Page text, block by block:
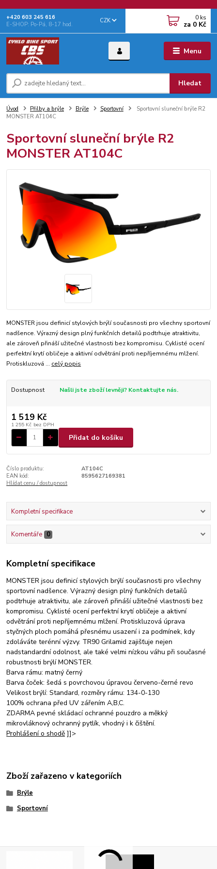
Menu
CZK
Hledat
+‭420 603 245 616‬
E-SHOP: Po-Pá, 8-17 hod.
0 ks
za 0 Kč
Úvod Přilby a brýle Brýle Sportovní
Sportovní sluneční brýle R2
MONSTER AT104C
Sportovní sluneční brýle R2
MONSTER AT104C
MONSTER jsou definicí stylových brýlí současnosti pro všechny sportovní
nadšence. Výrazný design plný funkčních detailů podtrhuje atraktivitu,
ale zároveň přináší užitečné vlastnosti bez kompromisu. Cyklisté ocení
perfektní krytí obličeje a aktivní odvětrání proti nepříjemnému mlžení.
Protiskluzová ... celý popis
Dostupnost Našli jste zboží levněji? Kontaktujte nás.
1 519 Kč
1 255 Kč bez DPH
Přidat do košíku
Číslo produktu:
AT104C
EAN kód:
8595627169381
Hlídat cenu / dostupnost
Kompletní specifikace
Komentáře 0
Kompletní specifikace
MONSTER jsou definicí stylových brýlí současnosti pro všechny
sportovní nadšence. Výrazný design plný funkčních detailů
podtrhuje atraktivitu, ale zároveň přináší užitečné vlastnosti bez
kompromisu. Cyklisté ocení perfektní krytí obličeje a aktivní
odvětrání proti nepříjemnému mlžení. Protiskluzová úprava
styčných ploch pomáhá přesnému usazení i za podmínek, kdy
zdoláváte terénní výzvy. TR90 Grilamid zajišťuje nejen
nadstandardní odolnost, ale také velmi nízkou váhu při současné
robustnosti brýlí MONSTER.
Barva rámu: matný černý
Barva čoček: šedá s povrchovou úpravou červeno-černé revo
Velikost brýlí: Standard, rozměry rámu: 134-0-130
100% ochrana před UV zářením A,B,C.
ZDARMA pevné skládací ochranné pouzdro a měkký
mikrovláknový ochranný pytlík, vhodný i k čištění.
Prohlášení o shodě ]]>
Zboží zařazeno v kategoriích
Brýle
Sportovní